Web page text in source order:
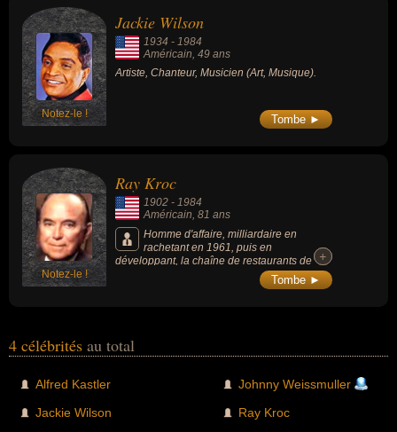
Notez-le !
Jackie Wilson
1934 - 1984
Américain, 49 ans
Artiste, Chanteur, Musicien (Art, Musique).
Tombe ►
Notez-le !
Ray Kroc
1902 - 1984
Américain , 81 ans
Homme d'affaire, milliardaire en
rachetant en 1961, puis en
développant, la chaîne de restaurants de
hamburgers McDonald's aux deux frères
Richard et Maurice McDonald.
+
+
Tombe ►
4 célébrités au total
Alfred Kastler
Jackie Wilson
Johnny Weissmuller
Ray Kroc